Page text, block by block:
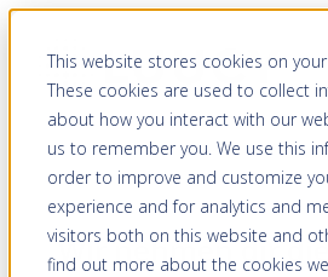
This website stores cookies on
These cookies are used to collect
about how you interact with our
us to remember you. We use this
order to improve and customize
experience and for analytics and
visitors both on this website and
find out more about the cookies
Inhalt
springen
SERVICES
Wir nehmen dir die